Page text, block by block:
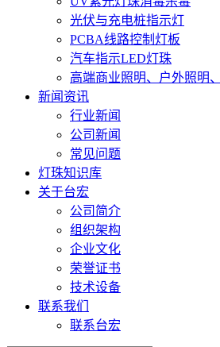
光伏与充电桩指示灯
PCBA线路控制灯板
汽车指示LED灯珠
高端商业照明、户外照明
新闻资讯
行业新闻
公司新闻
常见问题
灯珠知识库
关于台宏
公司简介
组织架构
企业文化
荣誉证书
技术设备
联系我们
联系台宏